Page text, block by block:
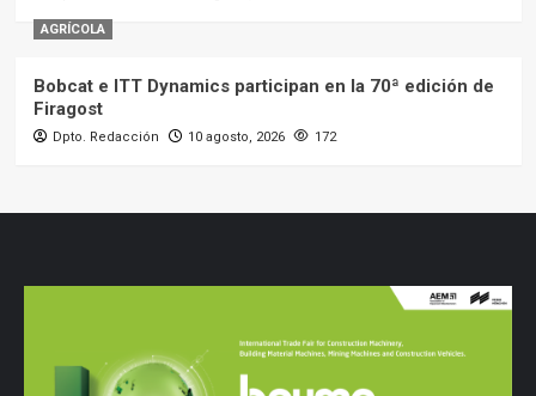
AGRÍCOLA
Bobcat e ITT Dynamics participan en la 70ª edición de
Firagost
Dpto. Redacción 10 agosto, 2026 172